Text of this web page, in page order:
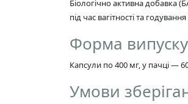
Біологічно активна добавка
під час вагітності та
Форма випуску
Капсули по 400 мг, у пачці —
Умови